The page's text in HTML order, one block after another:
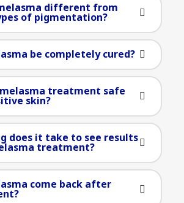
different from
of pigmentation?
be completely cured?
treatment safe
skin?
does it take to see results
treatment?
come back after